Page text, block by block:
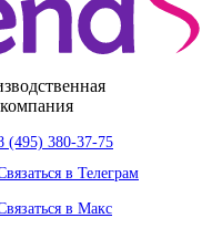
(495) 380-37-75
в Телеграм
в Макс